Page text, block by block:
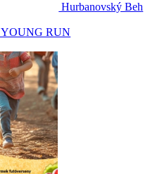
Hurbanovský Beh
YOUNG RUN